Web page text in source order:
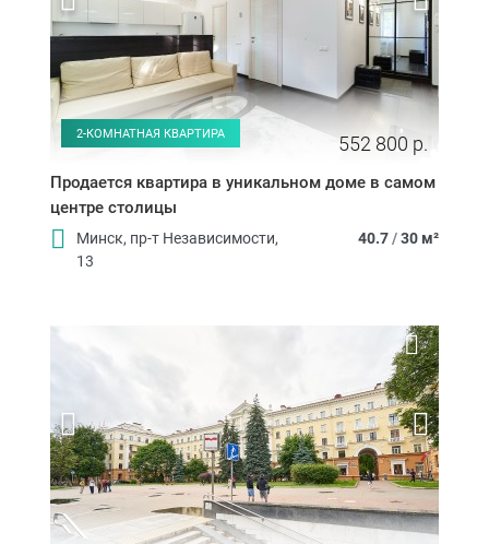
2-КОМНАТНАЯ КВАРТИРА 552 800 р.
Продается квартира в уникальном доме в самом
центре столицы
Минск, пр-т Независимости,
13
40.7/30 м²